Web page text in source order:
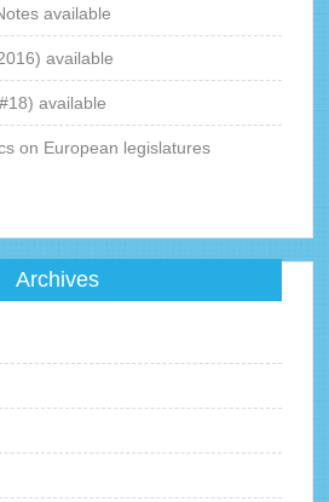
available
available
available
on European legislatures
Archives